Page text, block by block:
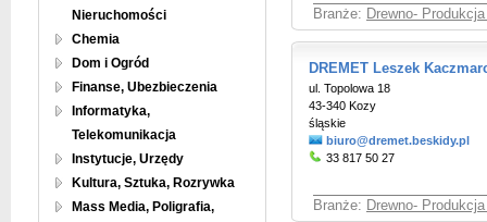
Nieruchomości
Chemia
Dom i Ogród
Finanse, Ubezbieczenia
Informatyka,
Telekomunikacja
Instytucje, Urzędy
Kultura, Sztuka, Rozrywka
Mass Media, Poligrafia,
Branże: Drewno-
DREMET Leszek
ul. Topolowa 18
43-340 Kozy
śląskie
biuro@dremet.beskidy.pl
33 817 50 27
Branże: Drewno-